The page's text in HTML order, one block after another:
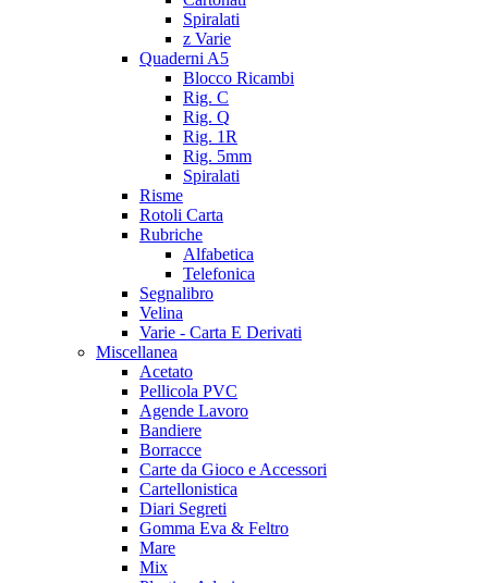
Spiralati
z Varie
Quaderni A5
Blocco Ricambi
Rig. C
Rig. Q
Rig. 1R
Rig. 5mm
Spiralati
Risme
Rotoli Carta
Rubriche
Alfabetica
Telefonica
Segnalibro
Velina
Varie - Carta E Derivati
Miscellanea
Acetato
Pellicola PVC
Agende Lavoro
Bandiere
Borracce
Carte da Gioco e Accessori
Cartellonistica
Diari Segreti
Gomma Eva & Feltro
Mare
Mix